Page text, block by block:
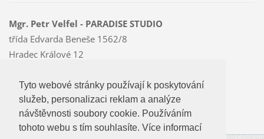
Tyto webové stránky používají k poskytování
služeb, personalizaci reklam a analýze
návštevnosti soubory cookie. Používáním
tohoto webu s tím souhlasíte.
Tyto webové stránky používají k poskytování
služeb, personalizaci reklam a analýze
návštěvnosti soubory cookie. Používáním
tohoto webu s tím souhlasíte. Více informací
Mgr. Petr Velfel - PARADISE STUDIO
třída Edvarda Beneše 1562/8
Hradec Králové 12
Mobil: 603 478 763
paradise@czMEDIA.eu